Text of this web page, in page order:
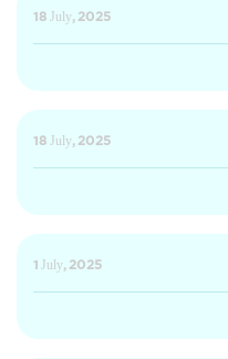
18 July, 2025
18 July, 2025
1 July, 2025